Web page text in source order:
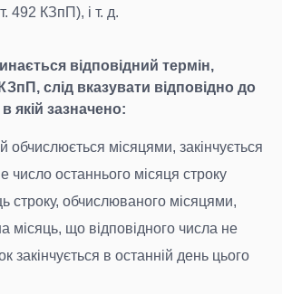
492 КЗпП), і т. д.
відповідний термін,
слід вказувати відповідно до
якій зазначено:
обчислюється місяцями, закінчується
число останнього місяця строку
строку, обчислюваного місяцями,
місяць, що відповідного числа не
закінчується в останній день цього